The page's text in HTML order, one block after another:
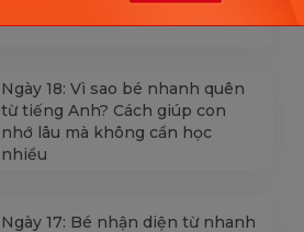
vạ) của trẻ | Kỷ luật tích cực #17
Ngày 18: Vì sao bé nhanh quên
từ tiếng Anh? Cách giúp con
nhớ lâu mà không cần học
nhiều
Ngày 17: Bé nhận diện từ nhanh